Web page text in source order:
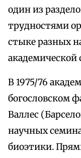
один из
трудностями
стыке разных
академической
В 1975/76
богословском
Валлес
научных
биоэтики.